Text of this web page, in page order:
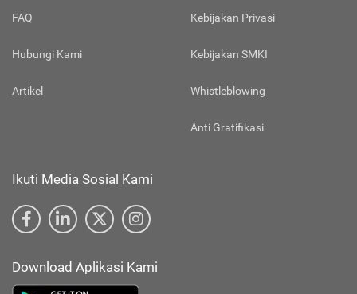
FAQ
Hubungi Kami
Artikel
Kebijakan Privasi
Kebijakan SMKI
Whistleblowing
Anti Gratifikasi
Ikuti Media Sosial Kami
Download Aplikasi Kami